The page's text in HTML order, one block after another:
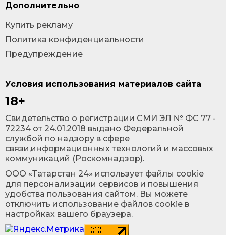
Условия использования материалов сайта
18+
Cвидетельство о регистрации СМИ ЭЛ № ФС 77 -
72234 от 24.01.2018 выдано Федеральной
службой по надзору в сфере
связи,информационных технологий и массовых
коммуникаций (Роскомнадзор).
ООО «Татарстан 24» использует файлы cookie
для персонализации сервисов и повышения
удобства пользования сайтом. Вы можете
отключить использование файлов cookie в
настройках вашего браузера.
Дополнительно
Купить рекламу
Политика конфиденциальности
Предупреждение